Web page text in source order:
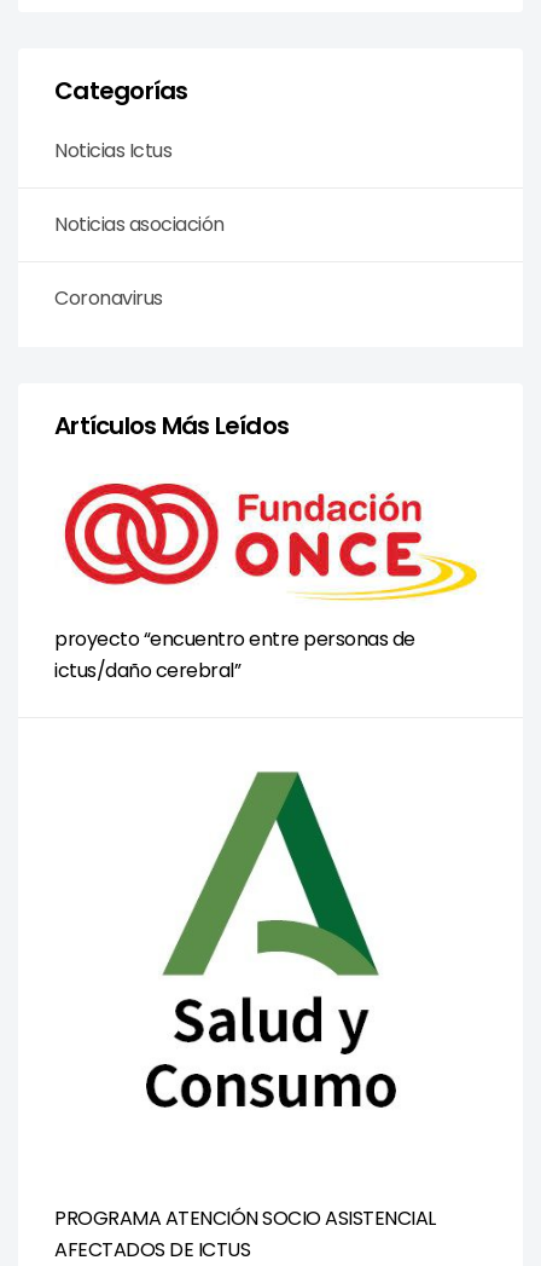
Categorías
Noticias Ictus
Noticias asociación
Coronavirus
Artículos Más Leídos
proyecto “encuentro entre personas de
ictus/daño cerebral”
PROGRAMA ATENCIÓN SOCIO ASISTENCIAL
AFECTADOS DE ICTUS